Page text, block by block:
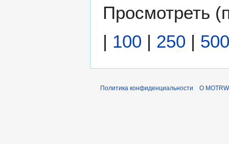
Просмотреть (
| 100 | 250 | 500
Политика конфиденциальности О